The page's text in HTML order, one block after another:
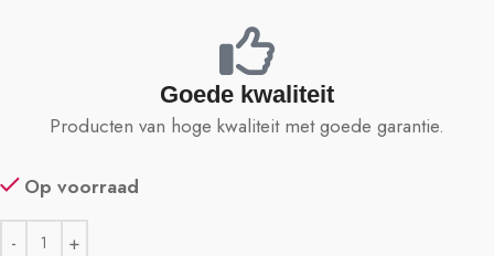
Goede kwaliteit
Producten van hoge kwaliteit met goede garantie.
Op voorraad